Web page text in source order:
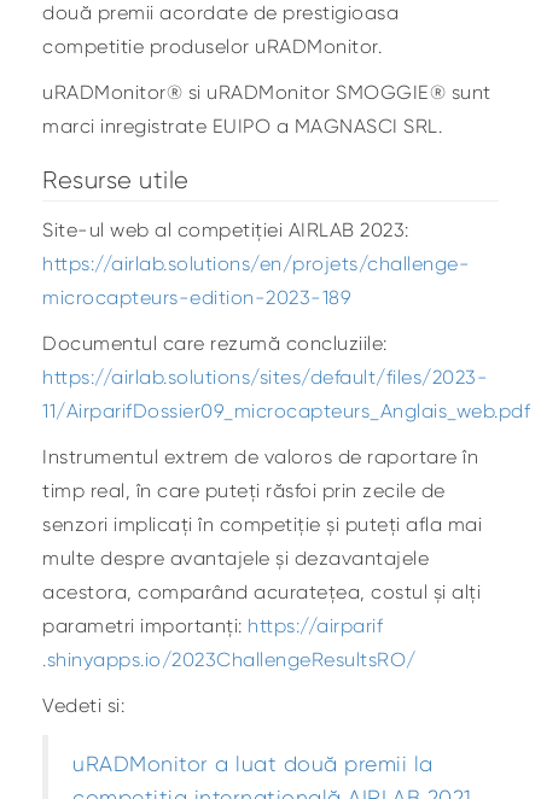
două premii acordate de prestigioasa
competitie produselor uRADMonitor.
uRADMonitor® si uRADMonitor SMOGGIE® sunt
marci inregistrate EUIPO a MAGNASCI SRL.
Resurse utile
Site-ul web al competiției AIRLAB 2023:
https://airlab.solutions/en/projets/challenge-
microcapteurs-edition-2023-189
Documentul care rezumă concluziile:
https://airlab.solutions/sites/default/files/2023-
11/AirparifDossier09_microcapteurs_Anglais_web.pdf
Instrumentul extrem de valoros de raportare în
timp real, în care puteți răsfoi prin zecile de
senzori implicați în competiție și puteți afla mai
multe despre avantajele și dezavantajele
acestora, comparând acuratețea, costul și alți
parametri importanți: https://airparif
.shinyapps.io/2023ChallengeResultsRO/
Vedeti si:
uRADMonitor a luat două premii la